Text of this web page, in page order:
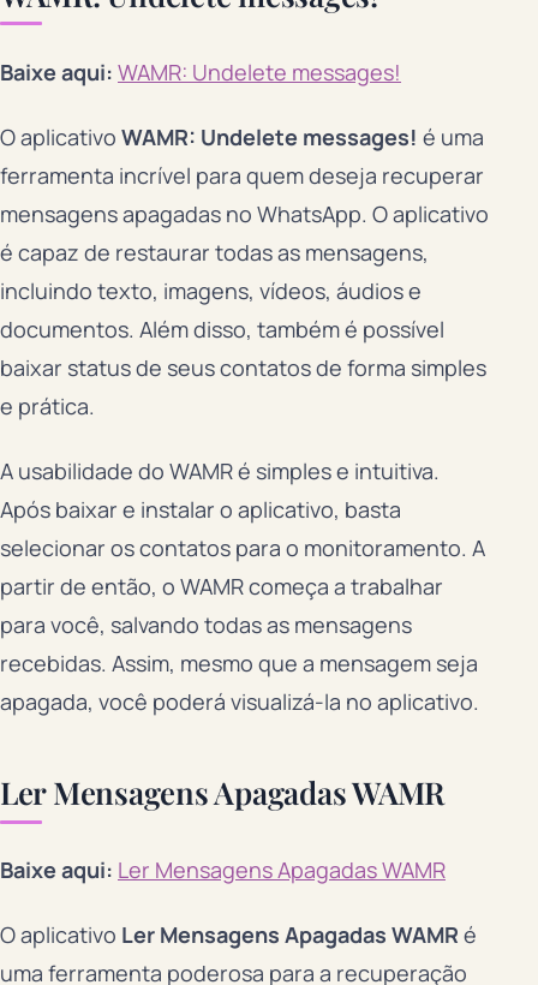
Baixe aqui: WAMR: Undelete messages!
O aplicativo WAMR: Undelete messages! é uma
ferramenta incrível para quem deseja recuperar
mensagens apagadas no WhatsApp. O aplicativo
é capaz de restaurar todas as mensagens,
incluindo texto, imagens, vídeos, áudios e
documentos. Além disso, também é possível
baixar status de seus contatos de forma simples
e prática.
A usabilidade do WAMR é simples e intuitiva.
Após baixar e instalar o aplicativo, basta
selecionar os contatos para o monitoramento. A
partir de então, o WAMR começa a trabalhar
para você, salvando todas as mensagens
recebidas. Assim, mesmo que a mensagem seja
apagada, você poderá visualizá-la no aplicativo.
Ler Mensagens Apagadas WAMR
Baixe aqui: Ler Mensagens Apagadas WAMR
O aplicativo Ler Mensagens Apagadas WAMR é
uma ferramenta poderosa para a recuperação